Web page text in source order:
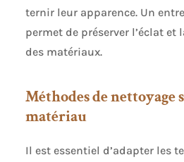
ternir leur apparence. Un
permet de préserver l’éclat et
des matériaux.
Méthodes de nettoyage
matériau
Il est essentiel d’adapter les